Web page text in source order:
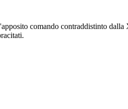
comando contraddistinto